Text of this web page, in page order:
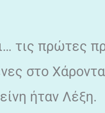
τις πρώτες
στο
ήταν Λέξη.